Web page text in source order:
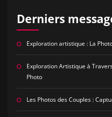
Derniers
Exploration artistique : La
Exploration Artistique à
Photo
Les Photos des Couples :